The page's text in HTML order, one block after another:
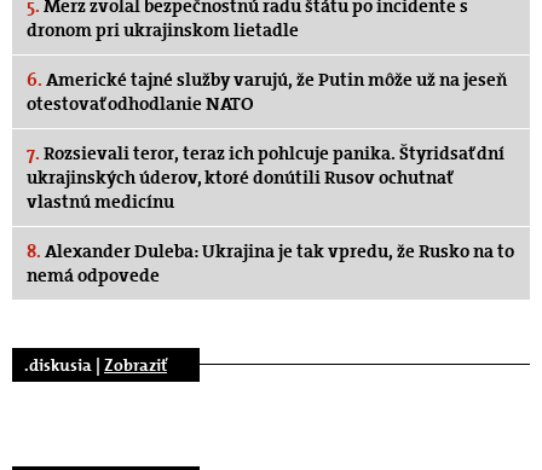
5. Merz zvolal bezpečnostnú radu štátu po incidente s
dronom pri ukrajinskom lietadle
6. Americké tajné služby varujú, že Putin môže už na jeseň
otestovať odhodlanie NATO
7. Rozsievali teror, teraz ich pohlcuje panika. Štyridsať dní
ukrajinských úderov, ktoré donútili Rusov ochutnať
vlastnú medicínu
8. Alexander Duleba: Ukrajina je tak vpredu, že Rusko na to
nemá odpovede
.diskusia | Zobraziť